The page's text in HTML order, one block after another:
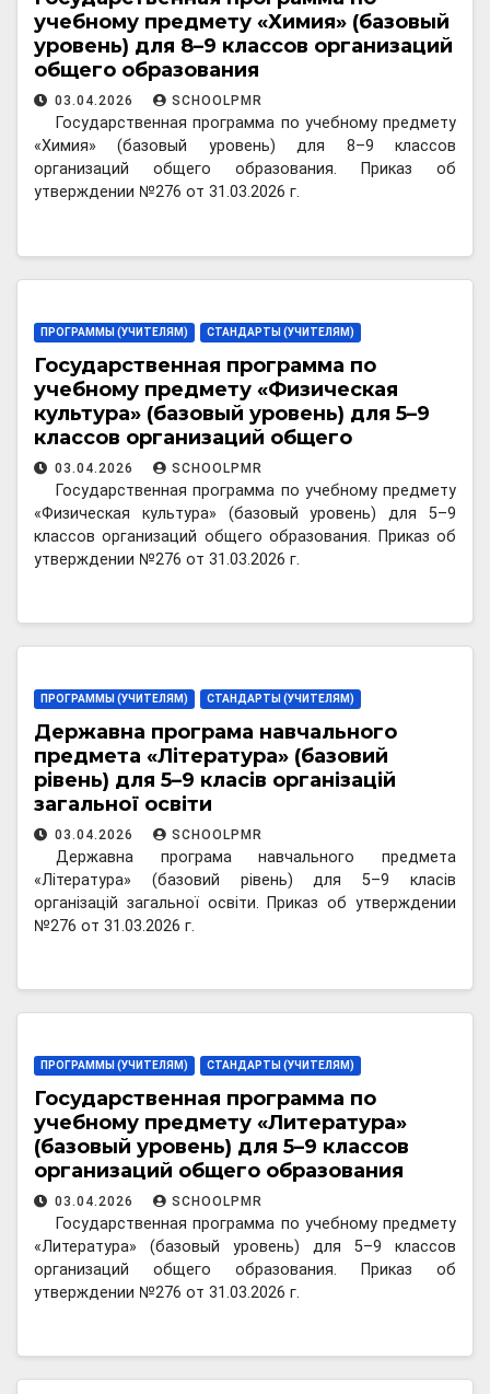
учебному предмету «Химия» (базовый
уровень) для 8–9 классов организаций
общего образования
03.04.2026 SCHOOLPMR
Государственная программа по учебному предмету
«Химия» (базовый уровень) для 8–9 классов
организаций общего образования. Приказ об
утверждении №276 от 31.03.2026 г.
ПРОГРАММЫ (УЧИТЕЛЯМ) СТАНДАРТЫ (УЧИТЕЛЯМ)
Государственная программа по
учебному предмету «Физическая
культура» (базовый уровень) для 5–9
классов организаций общего
образования
03.04.2026 SCHOOLPMR
Государственная программа по учебному предмету
«Физическая культура» (базовый уровень) для 5–9
классов организаций общего образования. Приказ об
утверждении №276 от 31.03.2026 г.
ПРОГРАММЫ (УЧИТЕЛЯМ) СТАНДАРТЫ (УЧИТЕЛЯМ)
Державна програма навчального
предмета «Література» (базовий
рівень) для 5–9 класів організацій
загальної освіти
03.04.2026 SCHOOLPMR
Державна програма навчального предмета
«Література» (базовий рівень) для 5–9 класів
організацій загальної освіти. Приказ об утверждении
№276 от 31.03.2026 г.
ПРОГРАММЫ (УЧИТЕЛЯМ) СТАНДАРТЫ (УЧИТЕЛЯМ)
Государственная программа по
учебному предмету «Литература»
(базовый уровень) для 5–9 классов
организаций общего образования
03.04.2026 SCHOOLPMR
Государственная программа по учебному предмету
«Литература» (базовый уровень) для 5–9 классов
организаций общего образования. Приказ об
утверждении №276 от 31.03.2026 г.